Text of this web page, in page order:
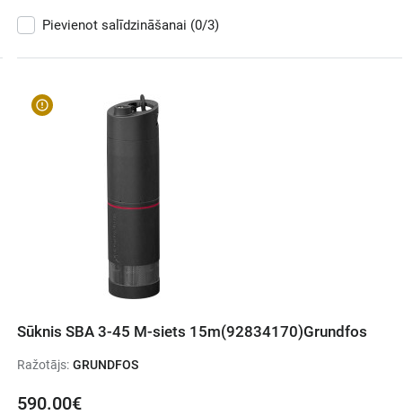
Pievienot salīdzināšanai (0/3)
Sūknis SBA 3-45 M-siets 15m(92834170)Grundfos
Ražotājs: GRUNDFOS
590.00€